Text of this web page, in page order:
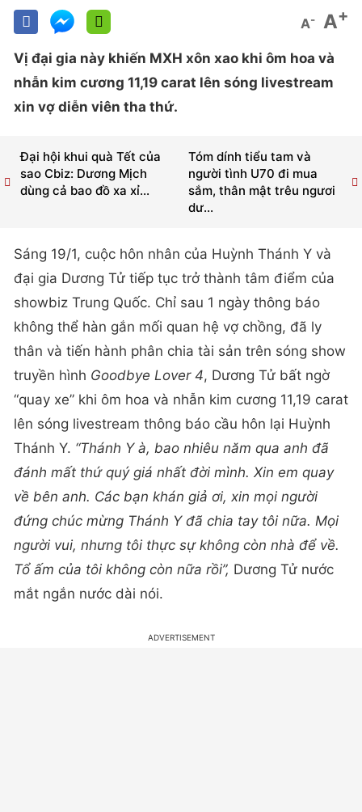
A- A+
Vị đại gia này khiến MXH xôn xao khi ôm hoa và
nhẫn kim cương 11,19 carat lên sóng livestream
xin vợ diễn viên tha thứ.
Tóm dính tiểu tam và
người tình U70 đi mua
sắm, thân mật trêu ngươi
dư...
Đại hội khui quà Tết của
sao Cbiz: Dương Mịch
dùng cả bao đồ xa xỉ...
Sáng 19/1, cuộc hôn nhân của Huỳnh Thánh Y và
đại gia Dương Tử tiếp tục trở thành tâm điểm của
showbiz Trung Quốc. Chỉ sau 1 ngày thông báo
không thể hàn gắn mối quan hệ vợ chồng, đã ly
thân và tiến hành phân chia tài sản trên sóng show
truyền hình Goodbye Lover 4, Dương Tử bất ngờ
“quay xe” khi ôm hoa và nhẫn kim cương 11,19 carat
lên sóng livestream thông báo cầu hôn lại Huỳnh
Thánh Y. “Thánh Y à, bao nhiêu năm qua anh đã
đánh mất thứ quý giá nhất đời mình. Xin em quay
về bên anh. Các bạn khán giả ơi, xin mọi người
đứng chúc mừng Thánh Y đã chia tay tôi nữa. Mọi
người vui, nhưng tôi thực sự không còn nhà để về.
Tổ ấm của tôi không còn nữa rồi”, Dương Tử nước
mắt ngắn nước dài nói.